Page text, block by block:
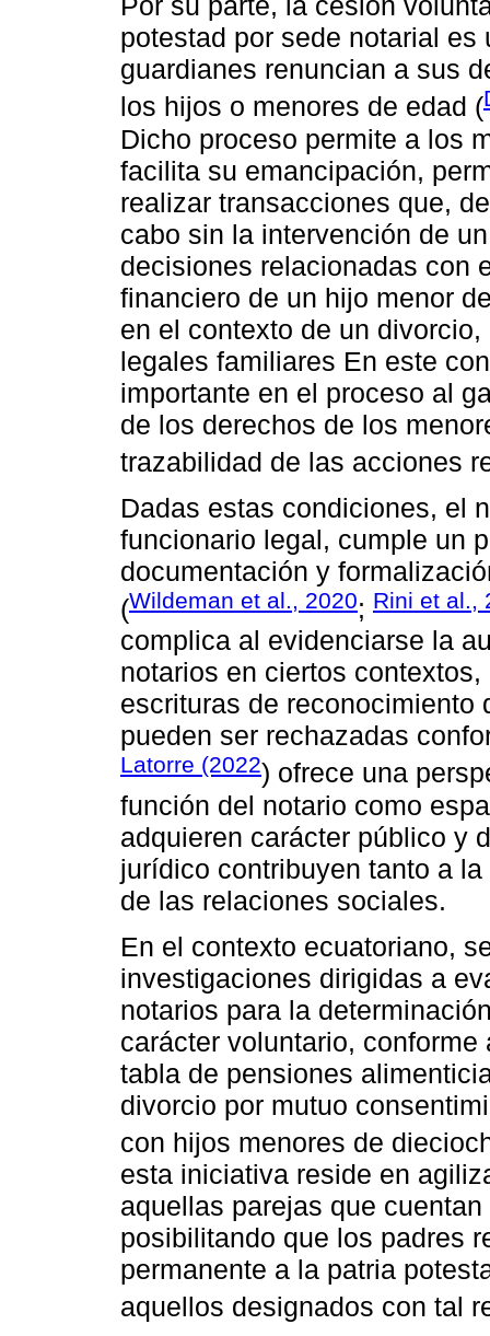
potestad por sede notarial
guardianes renuncian a sus
los hijos o menores de edad (
Dicho proceso permite a los
facilita su emancipación,
realizar transacciones que,
cabo sin la intervención de
decisiones relacionadas con
financiero de un hijo menor
en el contexto de un
legales familiares En este
importante en el proceso al
de los derechos de los
trazabilidad de las acciones
Dadas estas condiciones, el
funcionario legal, cumple un
documentación y
(Wildeman et al., 2020; Rini et al.,
complica al evidenciarse la
notarios en ciertos
escrituras de reconocimiento
pueden ser rechazadas
Latorre (2022) ofrece una
función del notario como
adquieren carácter público y
jurídico contribuyen tanto a
de las relaciones sociales.
En el contexto ecuatoriano,
investigaciones dirigidas a
notarios para la
carácter voluntario,
tabla de pensiones
divorcio por mutuo
con hijos menores de
esta iniciativa reside en
aquellas parejas que
posibilitando que los padres
permanente a la patria
aquellos designados con tal